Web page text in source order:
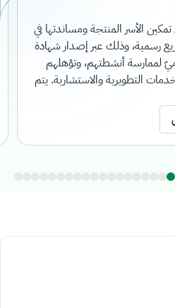
الأسر المنتجة ومساندتها في
رسمية، وذلك عبر إصدار شهادة
لممارسة أنشطتهم، وتؤهلهم
التطويرية والاستشارية. يتم
دون الحاجة لزيارة فروع